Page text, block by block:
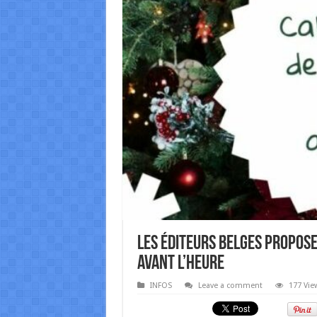
Les éditeurs belges
avant l’heure
INFOS Leave a comment 177